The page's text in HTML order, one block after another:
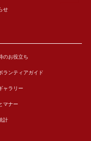
せ
のお役立ち
ランティアガイド
ャラリー
マナー
計